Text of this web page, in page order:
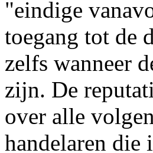
"eindige
toegang tot de
zelfs wanneer
zijn. De
over alle
handelaren die